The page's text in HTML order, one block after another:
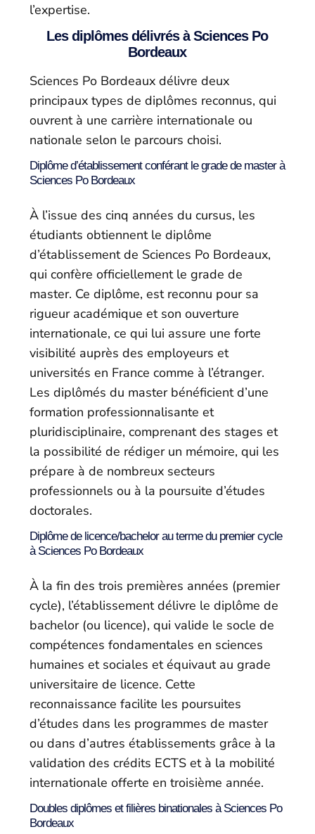
l’expertise.
Les diplômes délivrés à Sciences Po
Bordeaux
Sciences Po Bordeaux délivre deux
principaux types de diplômes reconnus, qui
ouvrent à une carrière internationale ou
nationale selon le parcours choisi.
Diplôme d’établissement conférant le grade de master à
Sciences Po Bordeaux
À l’issue des cinq années du cursus, les
étudiants obtiennent le diplôme
d’établissement de Sciences Po Bordeaux,
qui confère officiellement le grade de
master. Ce diplôme, est reconnu pour sa
rigueur académique et son ouverture
internationale, ce qui lui assure une forte
visibilité auprès des employeurs et
universités en France comme à l’étranger.
Les diplômés du master bénéficient d’une
formation professionnalisante et
pluridisciplinaire, comprenant des stages et
la possibilité de rédiger un mémoire, qui les
prépare à de nombreux secteurs
professionnels ou à la poursuite d’études
doctorales.
Diplôme de licence/bachelor au terme du premier cycle
à Sciences Po Bordeaux
À la fin des trois premières années (premier
cycle), l’établissement délivre le diplôme de
bachelor (ou licence), qui valide le socle de
compétences fondamentales en sciences
humaines et sociales et équivaut au grade
universitaire de licence. Cette
reconnaissance facilite les poursuites
d’études dans les programmes de master
ou dans d’autres établissements grâce à la
validation des crédits ECTS et à la mobilité
internationale offerte en troisième année.
Doubles diplômes et filières binationales à Sciences Po
Bordeaux